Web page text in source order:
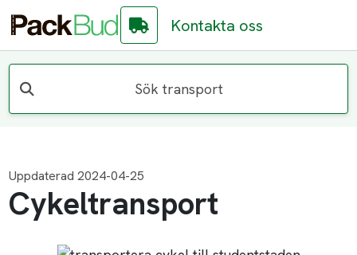
Kontakta oss
Sök transport
Uppdaterad 2024-04-25
Cykeltransport